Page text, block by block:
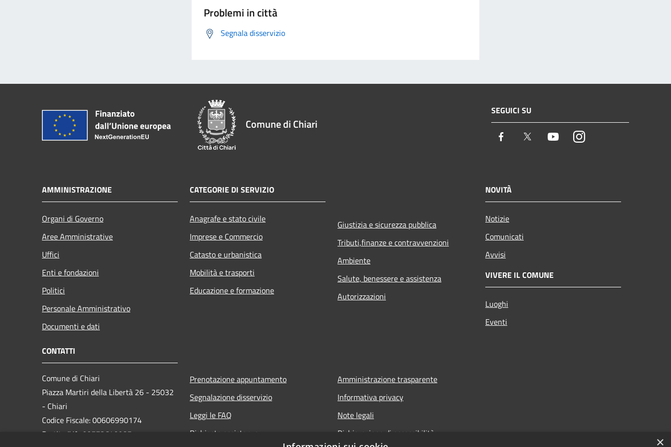
Problemi in città
Segnala disservizio
Comune di Chiari
SEGUICI SU
Facebook Twitter YoutubeInstagram
AMMINISTRAZIONE
Organi di Governo
Aree Amministrative
Uffici
Enti e fondazioni
Politici
Personale Amministrativo
Documenti e dati
CATEGORIE DI SERVIZIO
Anagrafe e stato civile
Imprese e Commercio
Catasto e urbanistica
Mobilità e trasporti
Educazione e formazione
Giustizia e sicurezza pubblica
Tributi,finanze e contravvenzioni
Ambiente
Salute, benessere e assistenza
Autorizzazioni
NOVITÀ
Notizie
Comunicati
Avvisi
VIVERE IL COMUNE
Luoghi
Eventi
CONTATTI
Comune di Chiari
Piazza Martiri della Libertà 26 - 25032
- Chiari
Codice Fiscale: 00606990174
Partita IVA: 00572640985
Prenotazione appuntamento
Segnalazione disservizio
Leggi le FAQ
Richiesta assistenza
Amministrazione trasparente
Informativa privacy
Note legali
Dichiarazione di accessibilità
×